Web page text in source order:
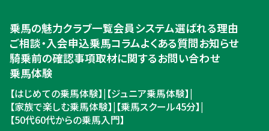
ご相談・入会申込
乗馬の魅力クラブ一覧会員システム選ばれる理由
ご相談・入会申込乗馬コラムよくある質問お知らせ
騎乗前の確認事項取材に関するお問い合わせ
乗馬体験
【はじめての乗馬体験】| 【ジュニア乗馬体験】|
【家族で楽しむ乗馬体験】| 【乗馬スクール45分】|
【50代60代からの乗馬入門】